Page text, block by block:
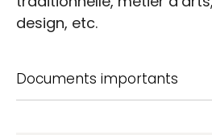
design, etc.
Documents importants